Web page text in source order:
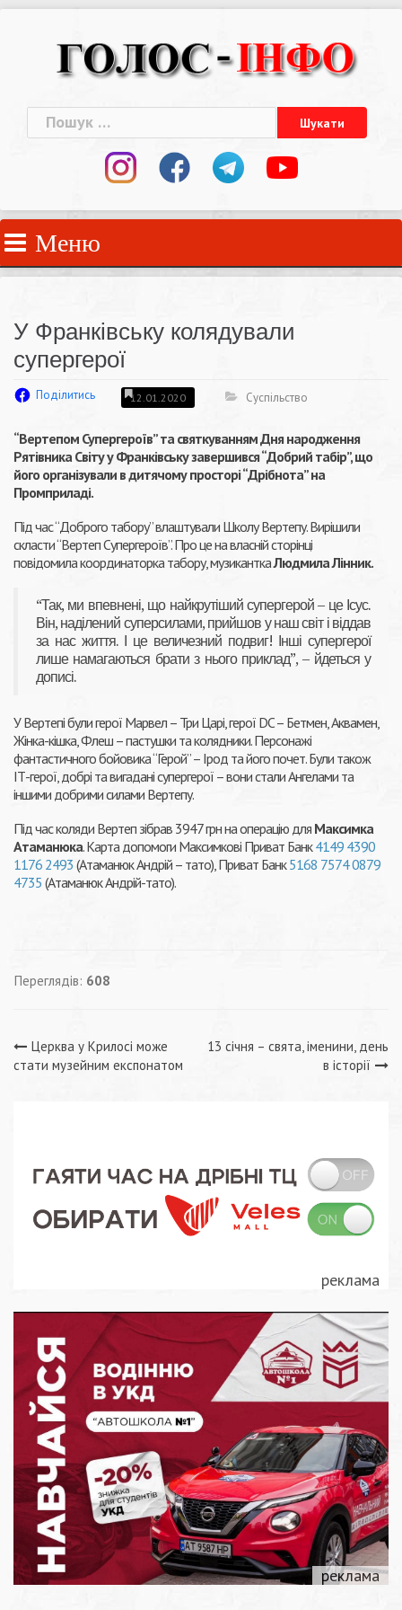
Пошук:
Меню
У Франківську колядували
супергерої
Поділитись 12.01.2020 Суспільство
“Вертепом Супергероїв” та святкуванням Дня народження
Рятівника Світу у Франківську завершився “Добрий табір”, що
його організували в дитячому просторі “Дрібнота” на
Промприладі.
Під час “Доброго табору” влаштували Школу Вертепу. Вирішили
скласти “Вертеп Супергероїв”. Про це на власній сторінці
повідомила координаторка табору, музиканткаЛюдмила Лінник.
“Так, ми впевнені, що найкрутіший супергерой – це Ісус.
Він, наділений суперсилами, прийшов у наш світ і віддав
за нас життя. І це величезний подвиг! Інші супергерої
лише намагаються брати з нього приклад”, – йдеться у
дописі.
У Вертепі були герої Марвел – Три Царі, герої DC – Бетмен, Аквамен,
Жінка-кішка, Флеш – пастушки та колядники. Персонажі
фантастичного бойовика “Герой” – Ірод та його почет. Були також
ІТ-герої, добрі та вигадані супергерої – вони стали Ангелами та
іншими добрими силами Вертепу.
Під час коляди Вертеп зібрав 3947 грн на операцію для Максимка
Атаманюка. Карта допомоги Максимкові Приват Банк 4149 4390
1176 2493 (Атаманюк Андрій – тато), Приват Банк 5168 7574 0879
4735 (Атаманюк Андрій-тато).
Переглядів: 608
Навігація
Церква у Крилосі може
стати музейним експонатом
13 січня – свята, іменини, день
в історії